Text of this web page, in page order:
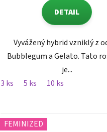
DETAIL
Vyvážený hybrid vzniklý z
Bubblegum a Gelato. Tato
je...
3 ks
5 ks 10 ks
FEMINIZED